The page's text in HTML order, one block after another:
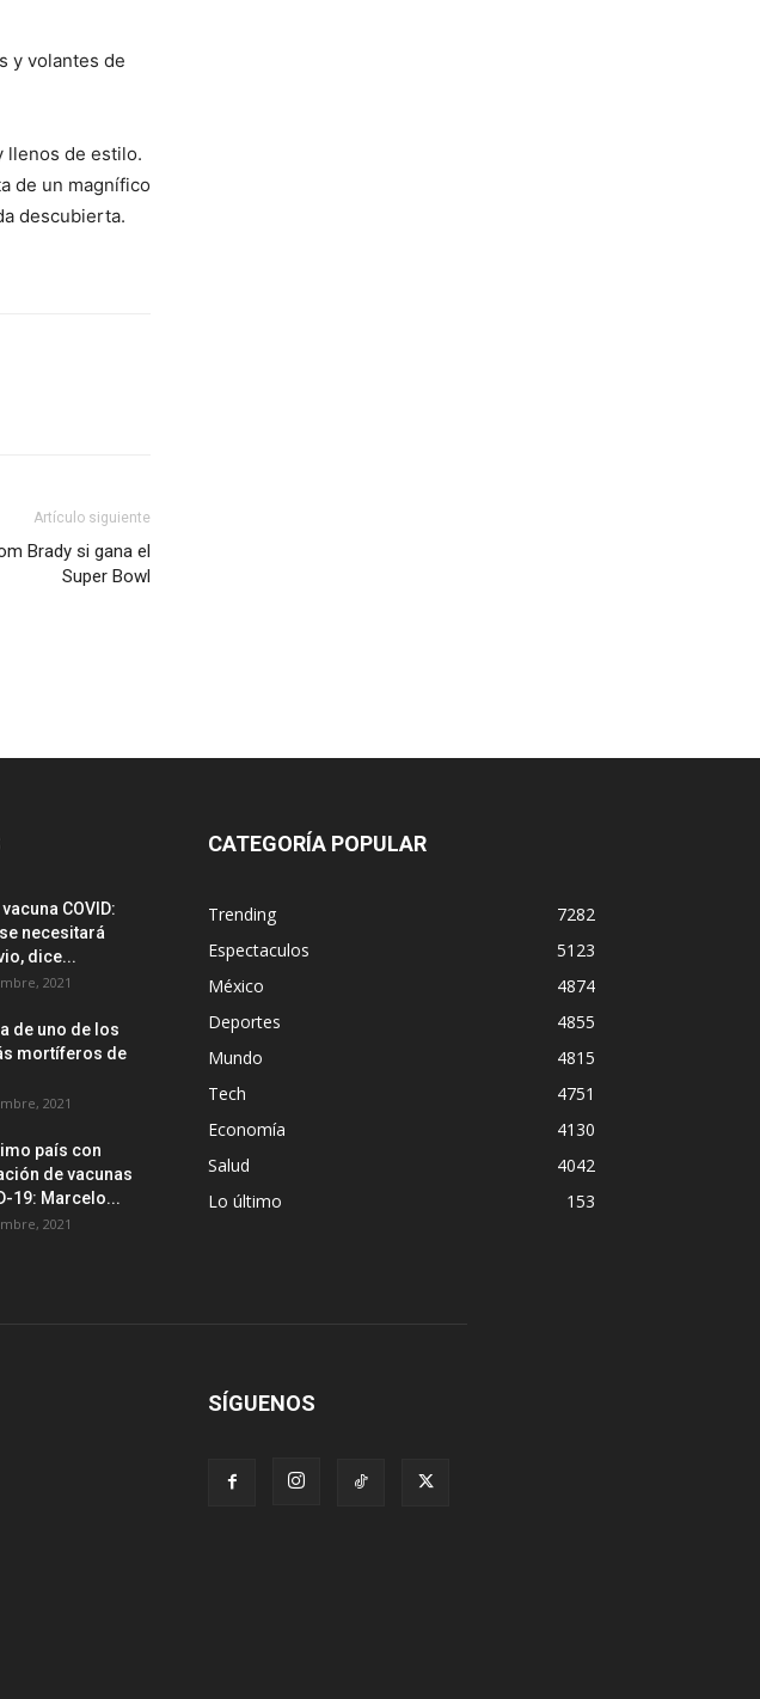
y volantes de
llenos de estilo.
de un magnífico
descubierta.
Artículo siguiente
Brady si gana el
Super Bowl
COVID:
necesitará
dice...
2021
de uno de los
mortíferos de
2021
país con
de vacunas
19: Marcelo...
2021
CATEGORÍA POPULAR
Trending
7282
Espectaculos
5123
México
4874
Deportes
4855
Mundo
4815
Tech
4751
Economía
4130
Salud
4042
Lo último
153
SÍGUENOS